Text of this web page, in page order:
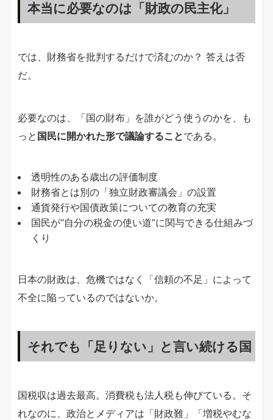
本当に必要なのは「財政の民主化」
では、財務省を批判するだけで済むのか？ 答えは否
だ。
必要なのは、「国の財布」を誰がどう使うのかを、も
っと 国民に開かれた形で議論することである。
透明性のある歳出の評価制度
財務省とは別の「独立財政審議会」の設置
通貨発行や国債政策についての教育の充実
国民が“自分の税金の使い道”に関与できる仕組みづ
くり
日本の財政は、危機ではなく「信頼の不足」によって
不全に陥っているのではないか。
それでも「足りない」と言い続ける国
国税収は過去最高。消費税も法人税も伸びている。そ
れなのに、政治とメディアは「財政難」「増税やむな